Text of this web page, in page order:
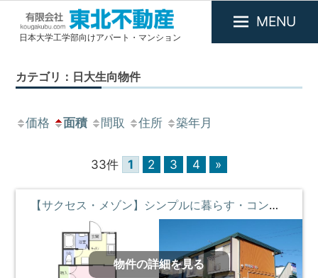
有
会
東
産
日本大学工学部向けアパート・マンション
MENU
カテゴリ：日大生向物件
価格 面積 間取 住所 築年月
33件 1 2 3 4 »
【サクセス・メゾン】シンプルに暮らす・コンビニとスーパーの近くに暮らす ②階 **即入居募集中**
物件の詳細を見る